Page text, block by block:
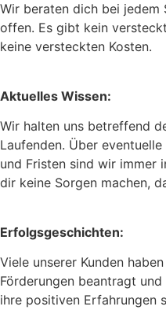
Wir beraten dich bei
offen. Es gibt kein
keine versteckten Kosten.
Aktuelles Wissen:
Wir halten uns betreffend
Laufenden. Über
und Fristen sind wir immer
dir keine Sorgen machen,
Erfolgsgeschichten:
Viele unserer Kunden
Förderungen beantragt
ihre positiven Erfahrungen